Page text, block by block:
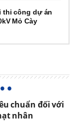
thi công dự án
Mỏ Cày
chuẩn đối với
nhân